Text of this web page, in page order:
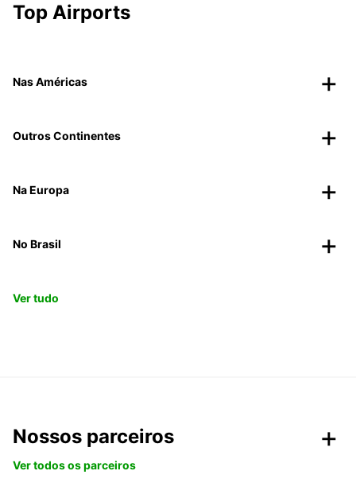
Top Airports
Nas Américas
Outros Continentes
Na Europa
No Brasil
Ver tudo
Nossos parceiros
Ver todos os parceiros